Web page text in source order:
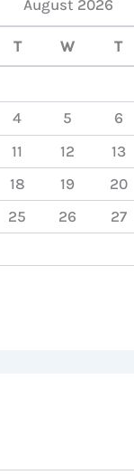
August 2026
T W T
4 5 6
11 12 13
18 19 20
25 26 27